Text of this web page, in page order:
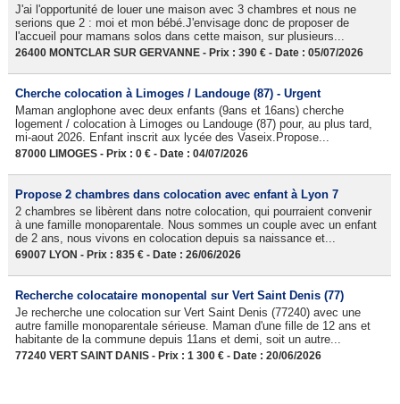
J'ai l'opportunité de louer une maison avec 3 chambres et nous ne
serions que 2 : moi et mon bébé.J'envisage donc de proposer de
l'accueil pour mamans solos dans cette maison, sur plusieurs...
26400 MONTCLAR SUR GERVANNE - Prix : 390 € - Date : 05/07/2026
Cherche colocation à Limoges / Landouge (87) - Urgent
Maman anglophone avec deux enfants (9ans et 16ans) cherche
logement / colocation à Limoges ou Landouge (87) pour, au plus tard,
mi-aout 2026. Enfant inscrit aux lycée des Vaseix.Propose...
87000 LIMOGES - Prix : 0 € - Date : 04/07/2026
Propose 2 chambres dans colocation avec enfant à Lyon 7
2 chambres se libèrent dans notre colocation, qui pourraient convenir
à une famille monoparentale. Nous sommes un couple avec un enfant
de 2 ans, nous vivons en colocation depuis sa naissance et...
69007 LYON - Prix : 835 € - Date : 26/06/2026
Recherche colocataire monopental sur Vert Saint Denis (77)
Je recherche une colocation sur Vert Saint Denis (77240) avec une
autre famille monoparentale sérieuse. Maman d'une fille de 12 ans et
habitante de la commune depuis 11ans et demi, soit un autre...
77240 VERT SAINT DANIS - Prix : 1 300 € - Date : 20/06/2026